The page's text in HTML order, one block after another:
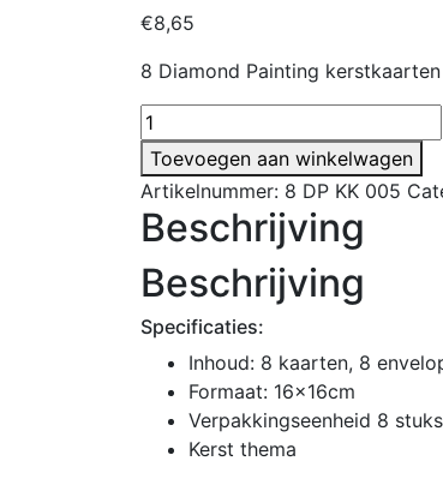
€8,65
8 Diamond Painting
8
Diamond
Painting
Kerstkaarten
8
DP
KK
aantal
Toevoegen aan winkelwagen
Artikelnummer: 8 DP KK 005
Beschrijving
Beschrijving
Specificaties:
Inhoud: 8 kaarten, 8
Formaat: 16x16cm
Verpakkingseenheid 8 stuks
Kerst thema